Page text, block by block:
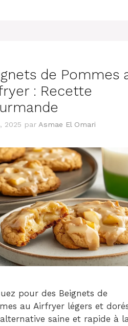
de Pommes
: Recette
2025 par Asmae El Omari
pour des Beignets de
au Airfryer légers et
saine et rapide à